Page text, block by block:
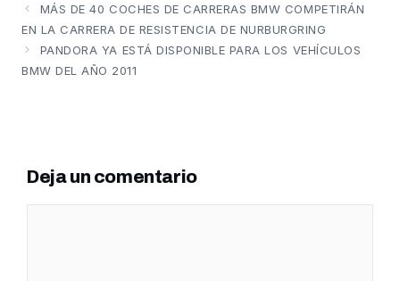
MÁS DE 40 COCHES DE CARRERAS BMW COMPETIRÁN
EN LA CARRERA DE RESISTENCIA DE NURBURGRING
PANDORA YA ESTÁ DISPONIBLE PARA LOS VEHÍCULOS
BMW DEL AÑO 2011
Deja un comentario